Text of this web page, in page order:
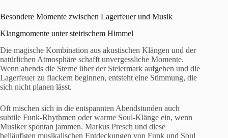
Besondere Momente zwischen Lagerfeuer und Musik
Klangmomente unter steirischem Himmel
Die magische Kombination aus akustischen Klängen und der
natürlichen Atmosphäre schafft unvergessliche Momente.
Wenn abends die Sterne über der Steiermark aufgehen und die
Lagerfeuer zu flackern beginnen, entsteht eine Stimmung, die
sich nicht planen lässt.
Oft mischen sich in die entspannten Abendstunden auch
subtile Funk-Rhythmen oder warme Soul-Klänge ein, wenn
Musiker spontan jammen. Markus Presch und diese
beiläufigen musikalischen Entdeckungen von Funk und Soul